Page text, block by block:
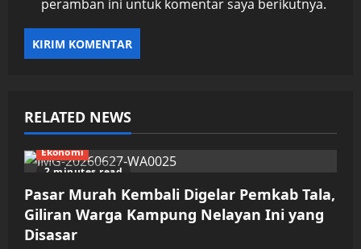
peramban ini untuk komentar saya berikutnya.
RELATED NEWS
2 minutes read
Ekonomi
Pasar Murah Kembali Digelar Pemkab Tala,
Giliran Warga Kampung Nelayan Ini yang
Disasar